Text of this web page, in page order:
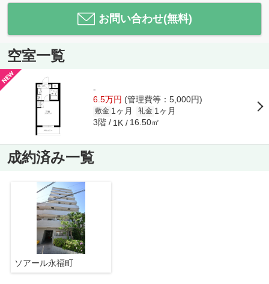
お問い合わせ(無料)
空室一覧
-
6.5万円 (管理費等：5,000円)
敷金 1ヶ月 礼金 1ヶ月
3階 1K 16.50㎡
成約済み一覧
ソアール永福町